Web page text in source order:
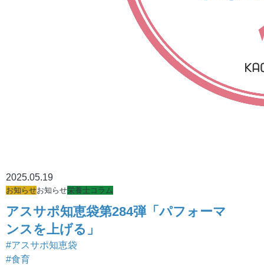
2025.05.19
お知らせお知らせ栄養士コラム
アスサポ知恵袋第284弾「パフォーマ
ンスを上げる」
#アスサポ知恵袋
#食育